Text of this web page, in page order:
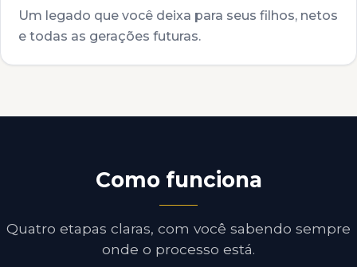
Um legado que você deixa para seus filhos, netos
e todas as gerações futuras.
Como funciona
Quatro etapas claras, com você sabendo sempre
onde o processo está.